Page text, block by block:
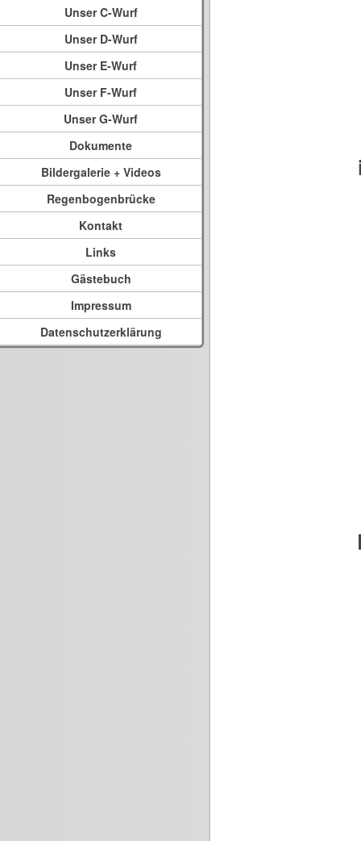
Unser C-Wurf
Unser D-Wurf
Unser E-Wurf
Unser F-Wurf
Unser G-Wurf
Dokumente
Bildergalerie + Videos
Regenbogenbrücke
Kontakt
Links
Gästebuch
Impressum
Datenschutzerklärung